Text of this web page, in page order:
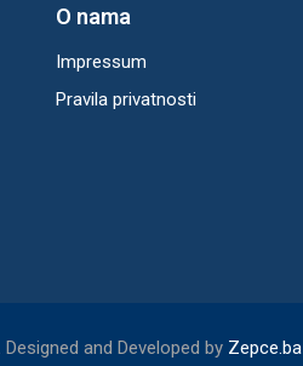
O nama
Impressum
Pravila privatnosti
and Developed by Zepce.ba